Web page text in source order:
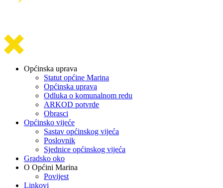
Općinska uprava
Statut općine Marina
Općinska uprava
Odluka o komunalnom redu
ARKOD potvrde
Obrasci
Općinsko vijeće
Sastav općinskog vijeća
Poslovnik
Sjednice općinskog vijeća
Gradsko oko
O Općini Marina
Povijest
Linkovi